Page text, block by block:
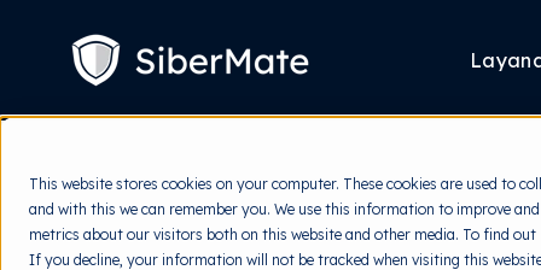
This website stores cookies on your computer. These cookies are used to
and with this we can remember you. We use this information to improve
metrics about our visitors both on this website and other media. To find
If you decline, your information will not be tracked when visiting this
CONTENT